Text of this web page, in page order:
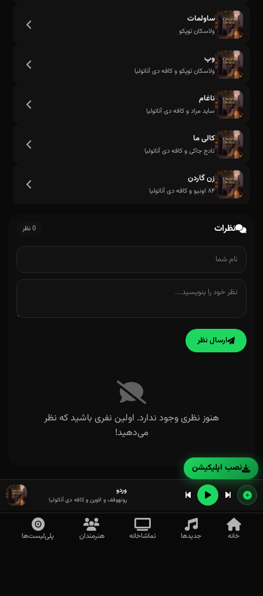
ساولمات
ولاسکان توپکو
وپ
ولاسکان توپکو و کافه دی آناتولیا
ناغام
ساید مراد و کافه دی آناتولیا
کالی ما
تادج جاکی و کافه دی آناتولیا
زن گاردن
۸۴ اونیو و کافه دی آناتولیا
نظرات 0 نظر
ارسال نظر
هنوز نظری وجود ندارد. اولین نفری باشید که نظر
می‌دهید!
وردو
رونهوفف و لاوین و کافه دی آناتولیا
خانه جدیدها تماشاخانه هنرمندان پلی‌لیست‌ها
نصب اپلیکیشن